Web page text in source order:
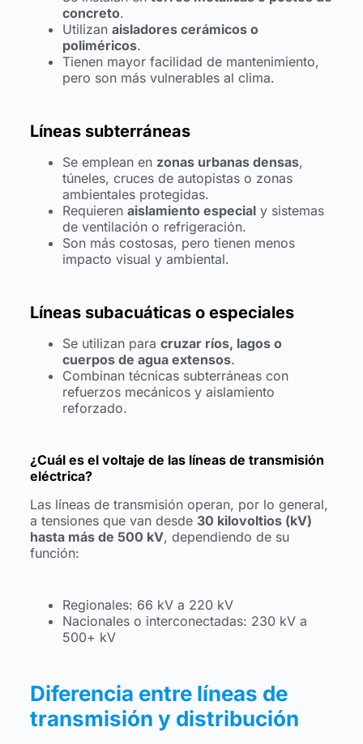
concreto.
Utilizan aisladores cerámicos o
poliméricos.
Tienen mayor facilidad de mantenimiento,
pero son más vulnerables al clima.
Líneas subterráneas
Se emplean en zonas urbanas densas,
túneles, cruces de autopistas o zonas
ambientales protegidas.
Requieren aislamiento especialy sistemas
de ventilación o refrigeración.
Son más costosas, pero tienen menos
impacto visual y ambiental.
Líneas subacuáticas o especiales
Se utilizan para cruzar ríos, lagos o
cuerpos de agua extensos.
Combinan técnicas subterráneas con
refuerzos mecánicos y aislamiento
reforzado.
¿Cuál es el voltaje de las líneas de transmisión
eléctrica?
Las líneas de transmisión operan, por lo general,
a tensiones que van desde 30 kilovoltios (kV)
hasta más de 500 kV, dependiendo de su
función:
Regionales: 66 kV a 220 kV
Nacionales o interconectadas: 230 kV a
500+ kV
Diferencia entre líneas de
transmisión y distribución